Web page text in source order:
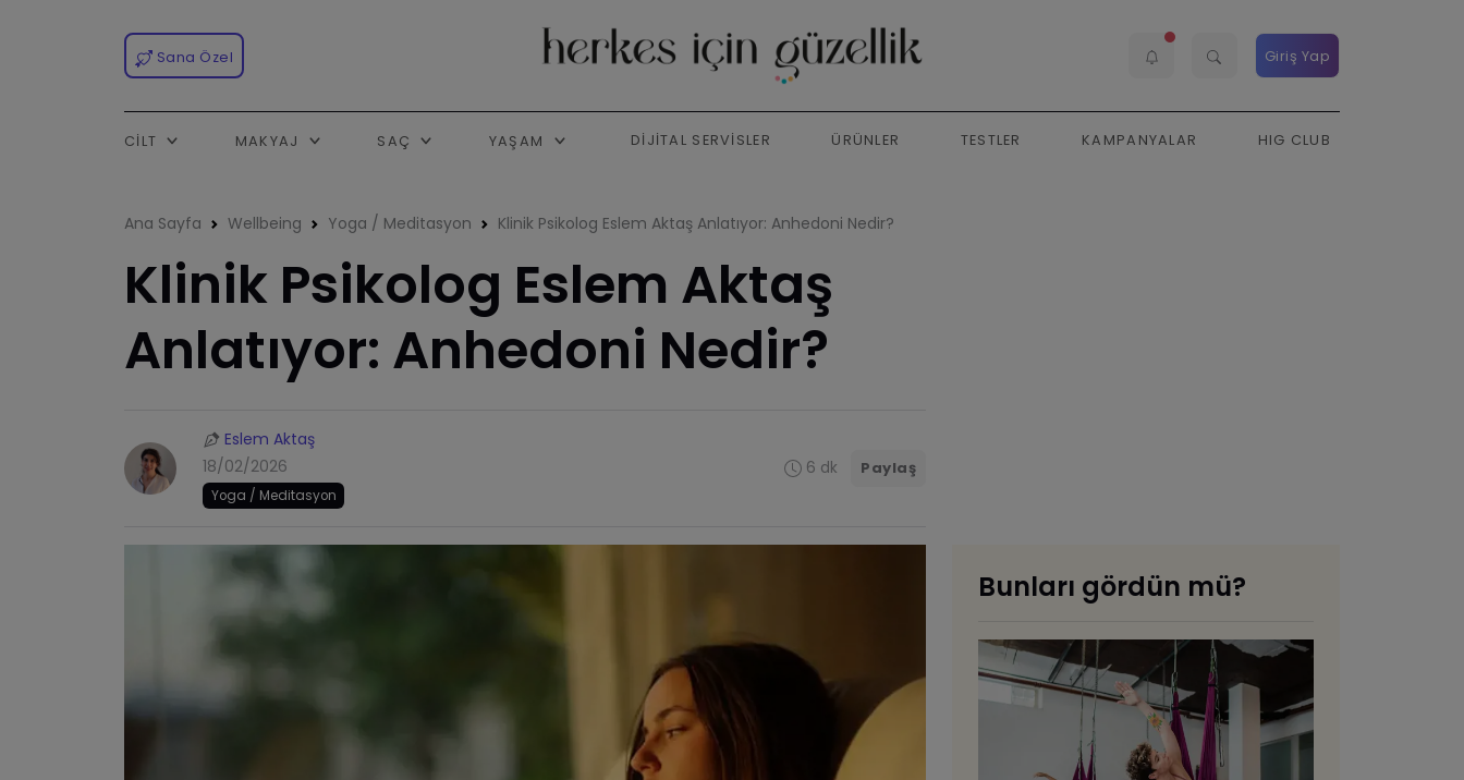
Sana Özel Giriş Yap
CILT MAKYAJ SAÇ YAŞAM DIJITAL SERVISLER ÜRÜNLER TESTLER KAMPANYALAR HIG CLUB
Ana Sayfa Wellbeing Yoga / Meditasyon Klinik Psikolog Eslem Aktaş Anlatıyor: Anhedoni Nedir?
Klinik Psikolog Eslem Aktaş
Anlatıyor: Anhedoni Nedir?
Eslem Aktaş
18/02/2026
Yoga / Meditasyon
6 dk Paylaş
Bunları gördün mü?